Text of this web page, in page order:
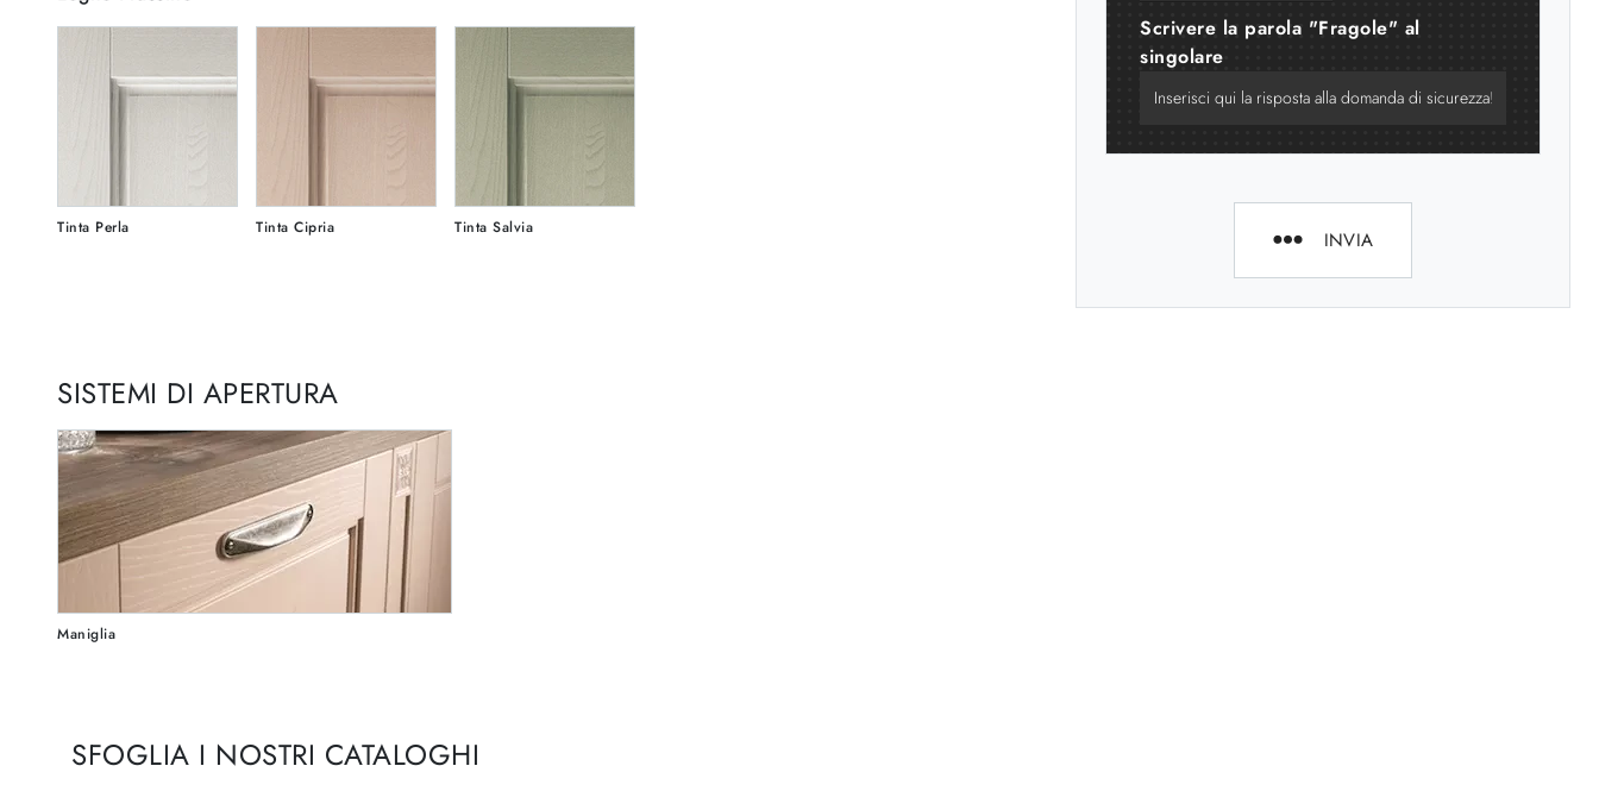
Tinta Perla Tinta Cipria Tinta Salvia
SISTEMI DI APERTURA
Maniglia
SFOGLIA I NOSTRI CATALOGHI
Scrivere la parola "Fragole" al
singolare
INVIA